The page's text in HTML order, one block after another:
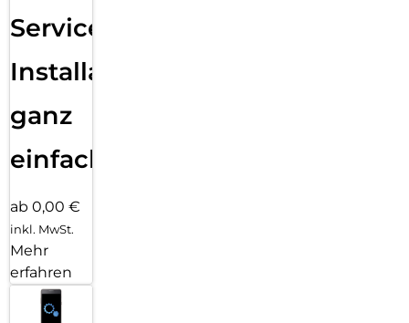
Services
Installation
ganz
einfach
ab 0,00 €
inkl. MwSt.
Mehr
erfahren